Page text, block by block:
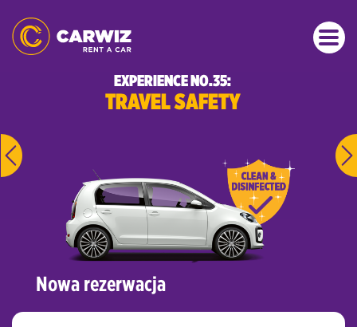
EXPERIENCE NO.35:
TRAVEL SAFETY
Nowa rezerwacja